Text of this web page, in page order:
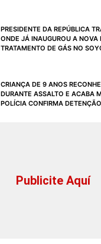
PRESIDENTE DA REPÚBLICA
ONDE JÁ INAUGUROU A NOVA
TRATAMENTO DE GÁS NO
CRIANÇA DE 9 ANOS
DURANTE ASSALTO E ACABA
POLÍCIA CONFIRMA
Publicite Aquí